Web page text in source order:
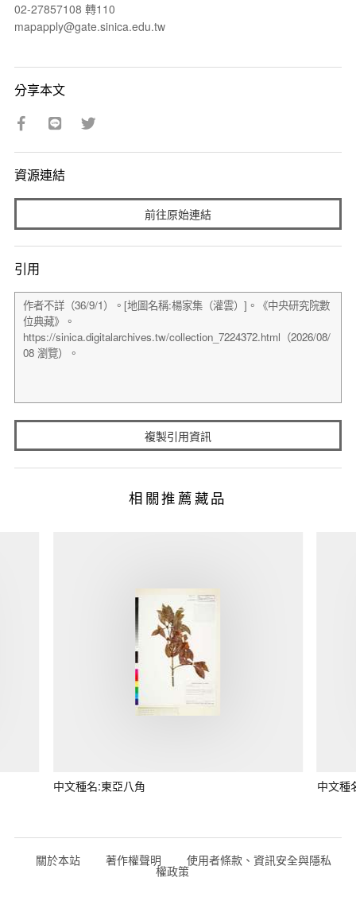
02-27857108 轉110
mapapply@gate.sinica.edu.tw
分享本文
資源連結
前往原始連結
引用
複製引用資訊
相關推薦藏品
中文種名:東亞八角 中文種
關於本站 著作權聲明 使用者條款、資訊安全與隱私
權政策